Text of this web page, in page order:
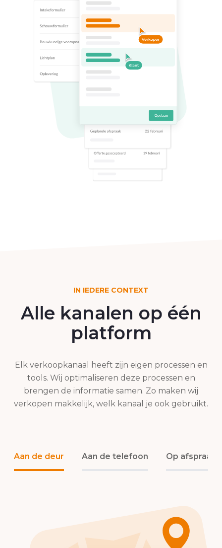
IN IEDERE CONTEXT
Alle kanalen op één
platform
Elk verkoopkanaal heeft zijn eigen processen en
tools. Wij optimaliseren deze processen en
brengen de informatie samen. Zo maken wij
verkopen makkelijk, welk kanaal je ook gebruikt.
Aan de deur Aan de telefoon Op afspraak